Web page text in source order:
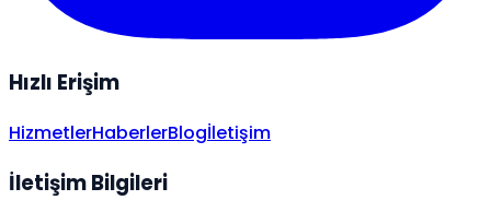
Hızlı Erişim
HizmetlerHaberlerBlogİletişim
İletişim Bilgileri